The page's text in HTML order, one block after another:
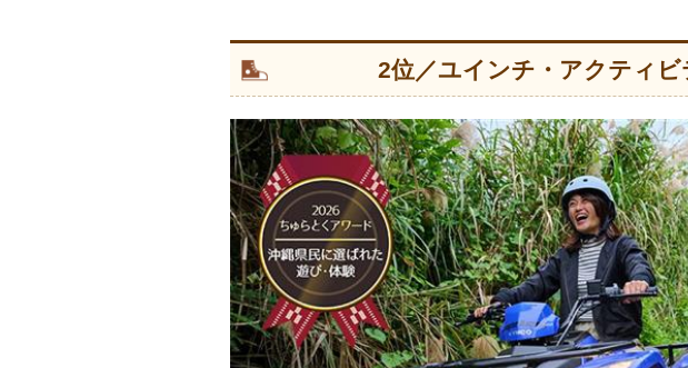
2位／ユインチ・アクティビ